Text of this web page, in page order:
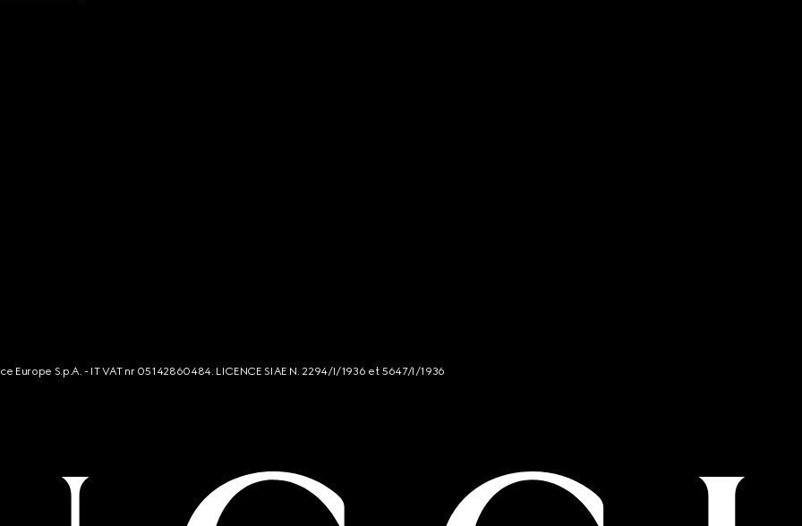
Europe S.p.A. - IT VAT nr 05142860484. LICENCE SIAE N. 2294/I/1936 et 5647/I/1936